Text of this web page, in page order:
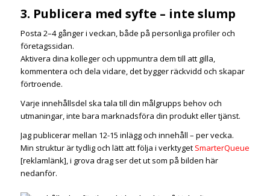
3. Publicera med syfte – inte slump
Posta 2–4 gånger i veckan, både på personliga profiler och
företagssidan.
Aktivera dina kolleger och uppmuntra dem till att gilla,
kommentera och dela vidare, det bygger räckvidd och skapar
förtroende.
Varje innehållsdel ska tala till din målgrupps behov och
utmaningar, inte bara marknadsföra din produkt eller tjänst.
Jag publicerar mellan 12-15 inlägg och innehåll – per vecka.
Min struktur är tydlig och lätt att följa i verktyget SmarterQueue
[reklamlänk], i grova drag ser det ut som på bilden här
nedanför.